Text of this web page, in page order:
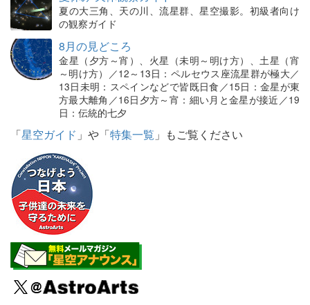
夏の大三角、天の川、流星群、星空撮影。初級者向け
の観察ガイド
8月の見どころ
金星（夕方～宵）、火星（未明～明け方）、土星（宵
～明け方）／12～13日：ペルセウス座流星群が極大／
13日未明：スペインなどで皆既日食／15日：金星が東
方最大離角／16日夕方～宵：細い月と金星が接近／19
日：伝統的七夕
「星空ガイド 」や「特集一覧 」もご覧ください